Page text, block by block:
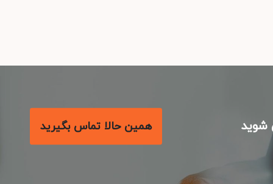
همین حالا تماس بگیرید